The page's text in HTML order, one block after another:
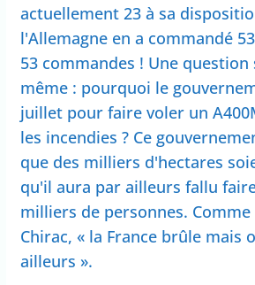
actuellement 23 à sa
l'Allemagne en a commandé
53 commandes ! Une
même : pourquoi le
juillet pour faire voler un
les incendies ? Ce
que des milliers d'hectares
qu'il aura par ailleurs fallu
milliers de personnes.
Chirac, « la France brûle mais
ailleurs ».